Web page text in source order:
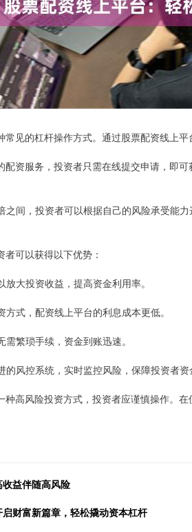
见的杠杆操作方式。通过股票配资线上
配资服务，投资者只需在线提交申请，即
间，投资者可以根据自己的风险承受能
可以获得以下优势：
大投资收益，提高资金利用率。
式，配资线上平台的利息成本更低。
繁琐手续，资金到账迅速。
风控系统，实时监控风险，保障投资者资
种高风险投资方式，投资者应谨慎操作。
益伴随高风险
财富新篇章，轻松撬动资本杠杆